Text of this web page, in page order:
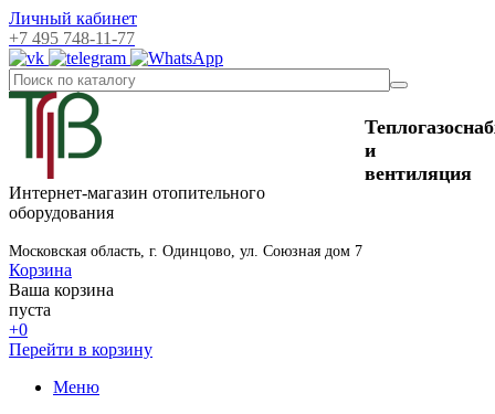
Личный кабинет
+7 495 748-11-77
и
вентиляция
Интернет-магазин отопительного
оборудования
Московская область, г. Одинцово, ул. Союзная дом 7
Корзина
Ваша корзина
пуста
+0
Перейти в корзину
Меню